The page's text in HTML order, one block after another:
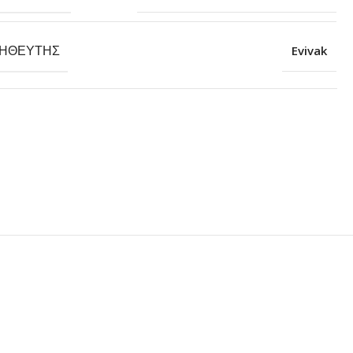
Evivak